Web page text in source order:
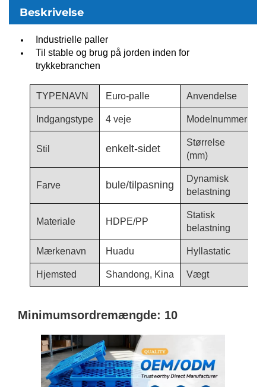
Beskrivelse
Industrielle paller
Til stable og brug på jorden inden for
trykkebranchen
TYPENAVN Euro-palle Anvendelse
Indgangstype 4 veje Modelnummer
Stil enkelt-sidet
Størrelse
(mm)
Farve bule/tilpasning
Dynamisk
belastning
Materiale HDPE/PP
Statisk
belastning
Mærkenavn Huadu Hyllastatic
Hjemsted Shandong, Kina Vægt
Minimumsordremængde: 10